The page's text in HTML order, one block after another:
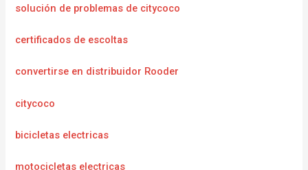
solución de problemas de citycoco
certificados de escoltas
convertirse en distribuidor Rooder
citycoco
bicicletas electricas
motocicletas electricas